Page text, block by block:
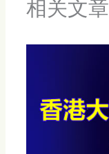
相关文章